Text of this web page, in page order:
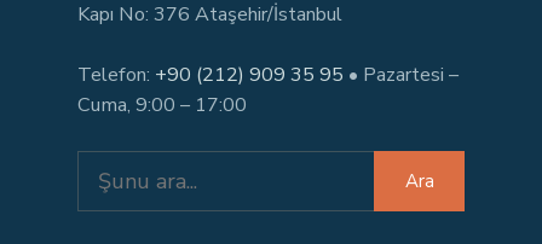
Kapı No: 376 Ataşehir/İstanbul
Telefon: +90 (212) 909 35 95 • Pazartesi –
Cuma, 9:00 – 17:00
for:
Ara